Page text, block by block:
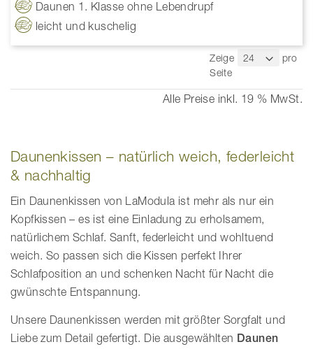
Daunen 1. Klasse ohne Lebendrupf
leicht und kuschelig
Zeige
pro
Seite
Alle Preise inkl. 19 % MwSt.
Daunenkissen – natürlich weich, federleicht
& nachhaltig
Ein Daunenkissen von LaModula ist mehr als nur ein
Kopfkissen – es ist eine Einladung zu erholsamem,
natürlichem Schlaf. Sanft, federleicht und wohltuend
weich. So passen sich die Kissen perfekt Ihrer
Schlafposition an und schenken Nacht für Nacht die
gwünschte Entspannung.
Unsere Daunenkissen werden mit größter Sorgfalt und
Liebe zum Detail gefertigt. Die ausgewählten Daunen